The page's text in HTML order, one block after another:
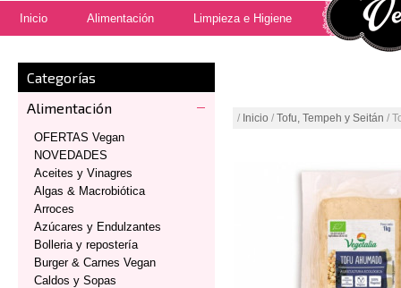
Inicio Alimentación Limpieza e Higiene
Categorías
Alimentación
OFERTAS Vegan
NOVEDADES
Aceites y Vinagres
Algas & Macrobiótica
Arroces
Azúcares y Endulzantes
Bolleria y repostería
Burger & Carnes Vegan
Caldos y Sopas
/ Inicio / Tofu, Tempeh y Seitán /